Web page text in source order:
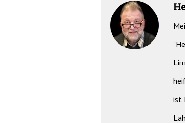
ist